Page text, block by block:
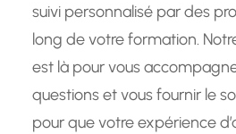
suivi personnalisé par des
long de votre formation.
est là pour vous
questions et vous fournir le
pour que votre expérience